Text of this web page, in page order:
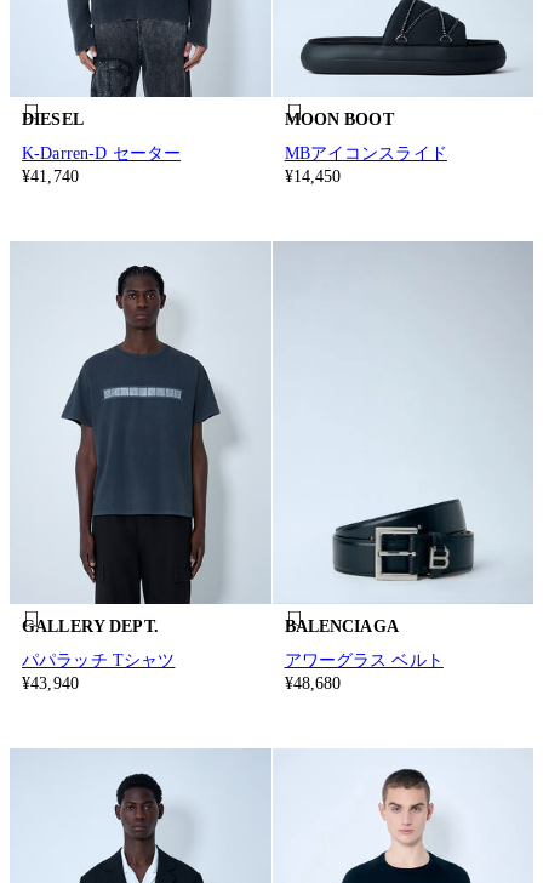
DIESEL
K-Darren-D セーター
¥41,740
MOON BOOT
MBアイコンスライド
¥14,450
GALLERY DEPT.
パパラッチ Tシャツ
¥43,940
BALENCIAGA
アワーグラス ベルト
¥48,680